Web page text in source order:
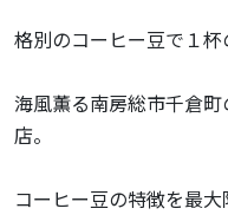
格別のコーヒー豆で１杯
海風薫る南房総市千倉
店。
コーヒー豆の特徴を最